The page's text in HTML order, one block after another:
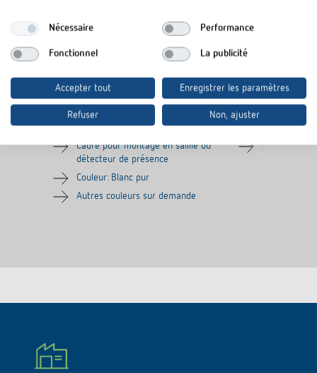
Boîte Saillie 100A WH
N° de réf. 9070819
Cadre pour montage en saillie du
détecteur de présence
Couleur: Blanc pur
Autres couleurs sur demande
Boîte Saillie
N° de réf.
Plaque
Nécessaire Performance
Fonctionnel La publicité
Accepter tout Enregistrer les paramètres
Refuser Non, ajuster